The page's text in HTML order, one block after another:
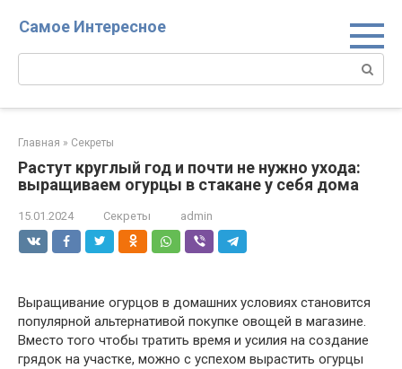
Самое Интересное
Поиск:
Главная » Секреты
Растут круглый год и почти не нужно ухода:
выращиваем огурцы в стакане у себя дома
15.01.2024 Секреты admin
Выращивание огурцов в домашних условиях становится
популярной альтернативой покупке овощей в магазине.
Вместо того чтобы тратить время и усилия на создание
грядок на участке, можно с успехом вырастить огурцы